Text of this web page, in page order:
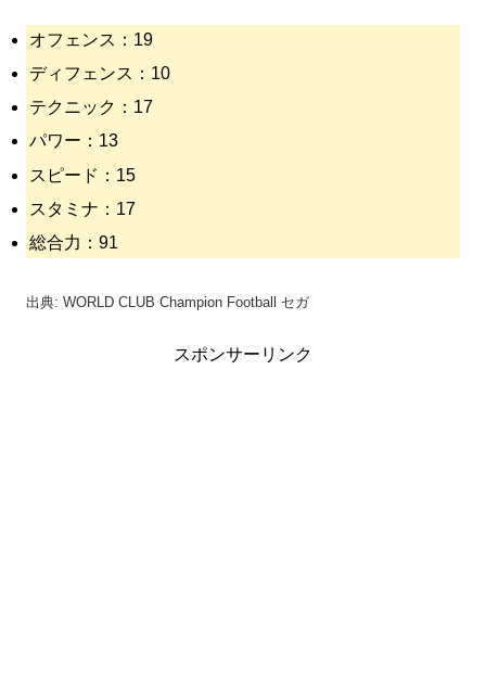
オフェンス：19
ディフェンス：10
テクニック：17
パワー：13
スピード：15
スタミナ：17
総合力：91
出典: WORLD CLUB Champion Football セガ
スポンサーリンク